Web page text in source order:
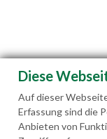
Diese
Auf dieser
Erfassung sind die
Anbieten von